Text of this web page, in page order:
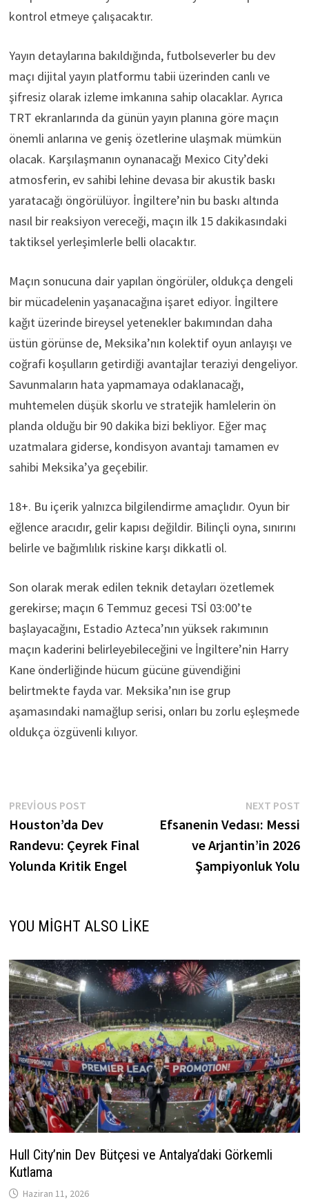
kontrol etmeye çalışacaktır.
Yayın detaylarına bakıldığında, futbolseverler bu dev
maçı dijital yayın platformu tabii üzerinden canlı ve
şifresiz olarak izleme imkanına sahip olacaklar. Ayrıca
TRT ekranlarında da günün yayın planına göre maçın
önemli anlarına ve geniş özetlerine ulaşmak mümkün
olacak. Karşılaşmanın oynanacağı Mexico City’deki
atmosferin, ev sahibi lehine devasa bir akustik baskı
yaratacağı öngörülüyor. İngiltere’nin bu baskı altında
nasıl bir reaksiyon vereceği, maçın ilk 15 dakikasındaki
taktiksel yerleşimlerle belli olacaktır.
Maçın sonucuna dair yapılan öngörüler, oldukça dengeli
bir mücadelenin yaşanacağına işaret ediyor. İngiltere
kağıt üzerinde bireysel yetenekler bakımından daha
üstün görünse de, Meksika’nın kolektif oyun anlayışı ve
coğrafi koşulların getirdiği avantajlar teraziyi dengeliyor.
Savunmaların hata yapmamaya odaklanacağı,
muhtemelen düşük skorlu ve stratejik hamlelerin ön
planda olduğu bir 90 dakika bizi bekliyor. Eğer maç
uzatmalara giderse, kondisyon avantajı tamamen ev
sahibi Meksika’ya geçebilir.
18+. Bu içerik yalnızca bilgilendirme amaçlıdır. Oyun bir
eğlence aracıdır, gelir kapısı değildir. Bilinçli oyna, sınırını
belirle ve bağımlılık riskine karşı dikkatli ol.
Son olarak merak edilen teknik detayları özetlemek
gerekirse; maçın 6 Temmuz gecesi TSİ 03:00’te
başlayacağını, Estadio Azteca’nın yüksek rakımının
maçın kaderini belirleyebileceğini ve İngiltere’nin Harry
Kane önderliğinde hücum gücüne güvendiğini
belirtmekte fayda var. Meksika’nın ise grup
aşamasındaki namağlup serisi, onları bu zorlu eşleşmede
oldukça özgüvenli kılıyor.
Yazı
gezinmesi
PREVIOUS POSTPrevious
post:
Houston’da Dev
Randevu: Çeyrek Final
Yolunda Kritik Engel
NEXT POST
Efsanenin Vedası: Messi
ve Arjantin’in 2026
Şampiyonluk Yolu
YOU MIGHT ALSO LIKE
Hull City’nin Dev Bütçesi ve Antalya’daki Görkemli
Kutlama
Haziran 11, 2026